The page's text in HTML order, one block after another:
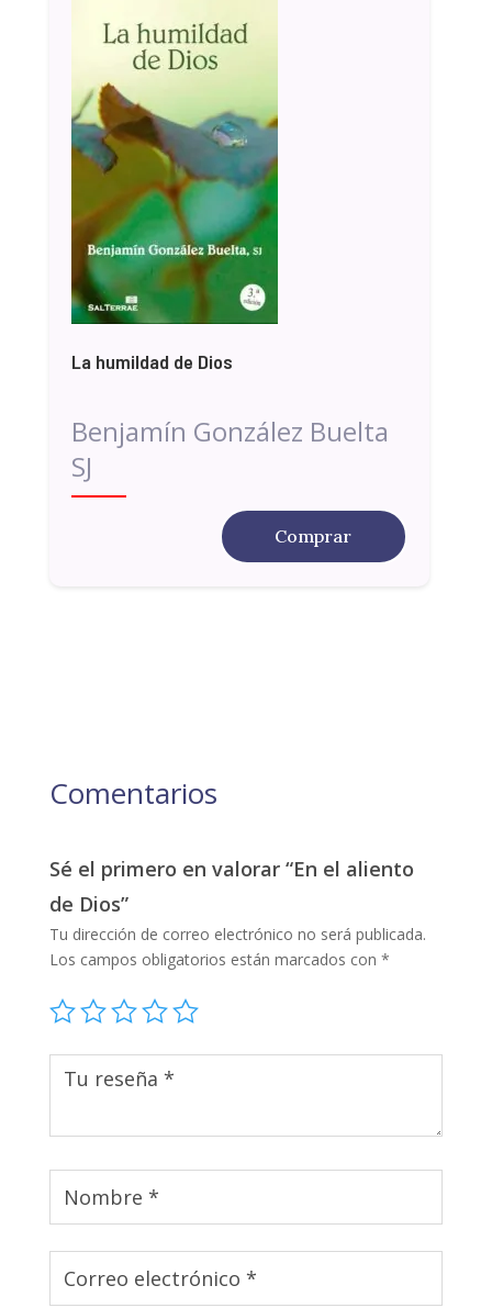
La humildad de Dios
Benjamín González Buelta
SJ
Comprar
Comentarios
Sé el primero en valorar “En el aliento
de Dios”
Tu dirección de correo electrónico no será publicada.
Los campos obligatorios están marcados con *